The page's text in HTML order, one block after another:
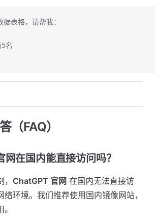
表格，请帮我：
名
（FAQ）
网在国内能直接访问吗？
ChatGPT 官网 在国内无法直接访
络环境。我们推荐使用国内镜像网站，